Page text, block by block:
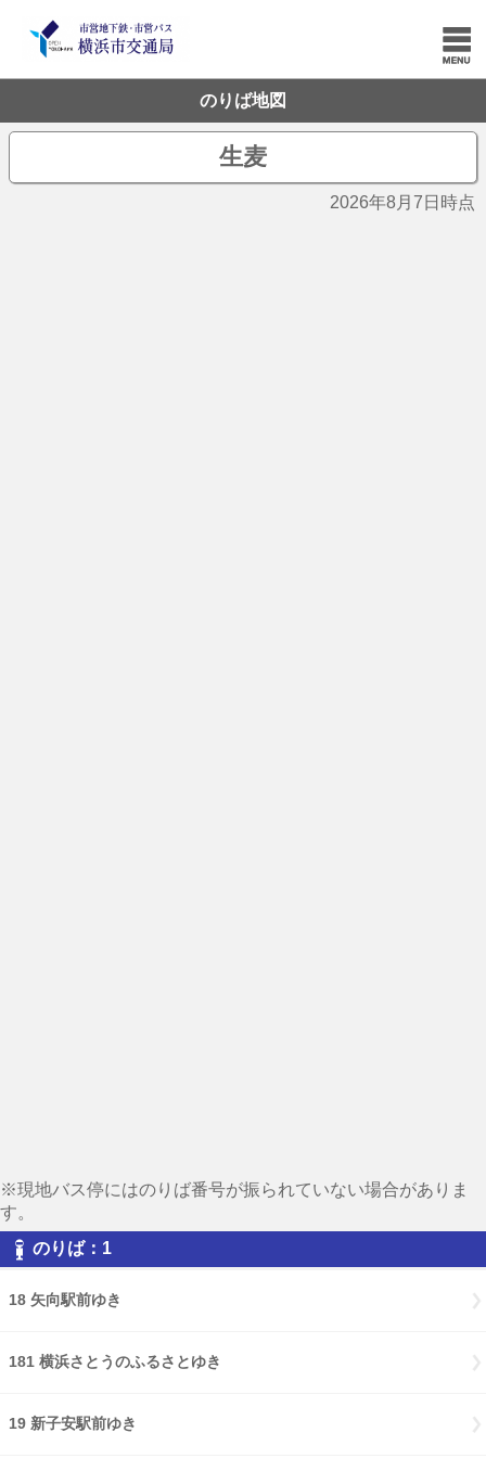
のりば地図
生麦
2026年8月7日時点
※現地バス停にはのりば番号が振られていない場合がありま
す。
のりば：1
18 矢向駅前ゆき
181 横浜さとうのふるさとゆき
19 新子安駅前ゆき